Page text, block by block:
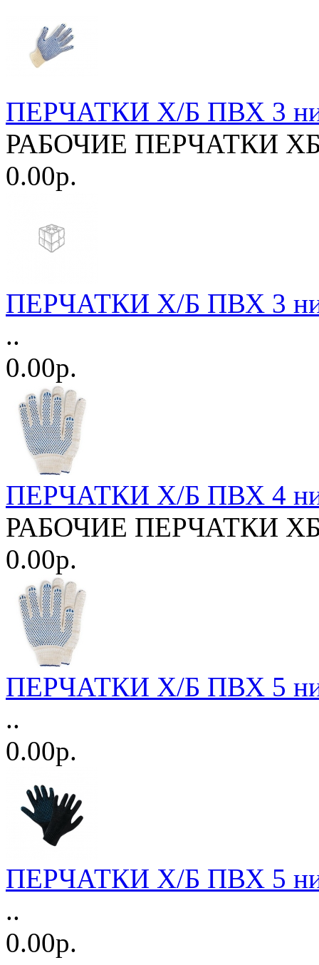
ПЕРЧАТКИ Х/Б ПВХ 3
РАБОЧИЕ ПЕРЧАТКИ ХБ
0.00р.
ПЕРЧАТКИ Х/Б ПВХ 3
..
0.00р.
ПЕРЧАТКИ Х/Б ПВХ 4
РАБОЧИЕ ПЕРЧАТКИ ХБ
0.00р.
ПЕРЧАТКИ Х/Б ПВХ 5
..
0.00р.
ПЕРЧАТКИ Х/Б ПВХ 5
..
0.00р.